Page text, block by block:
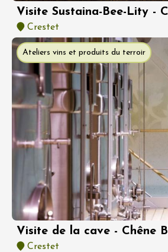
Visite Sustaina-Bee-Lity -
Crestet
Ateliers vins et produits du terroir
Visite de la cave - Chêne
Crestet